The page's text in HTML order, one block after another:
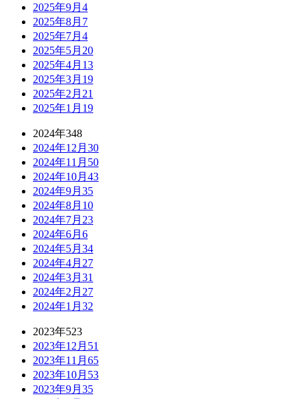
2025年9月 4
2025年8月 7
2025年7月 4
2025年5月 20
2025年4月 13
2025年3月 19
2025年2月 21
2025年1月 19
2024年348
2024年12月 30
2024年11月 50
2024年10月 43
2024年9月 35
2024年8月 10
2024年7月 23
2024年6月 6
2024年5月 34
2024年4月 27
2024年3月 31
2024年2月 27
2024年1月 32
2023年523
2023年12月 51
2023年11月 65
2023年10月 53
2023年9月 35